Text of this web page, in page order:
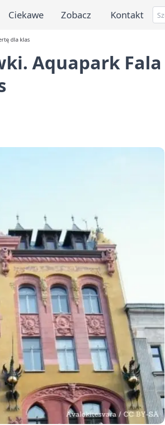
Ciekawe Zobacz Kontakt
dla klas
Aquapark Fala